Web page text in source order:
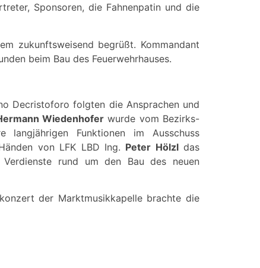
Sponsoren, die Fahnenpatin und die
zukunftsweisend begrüßt. Kommandant
beim Bau des Feuerwehrhauses.
Decristoforo folgten die Ansprachen und
Wiedenhoferwurde vom Bezirks-
langjährigen Funktionen im Ausschuss
von LFK LBD Ing. Peter Hölzldas
Verdienste rund um den Bau des neuen
der Marktmusikkapelle brachte die